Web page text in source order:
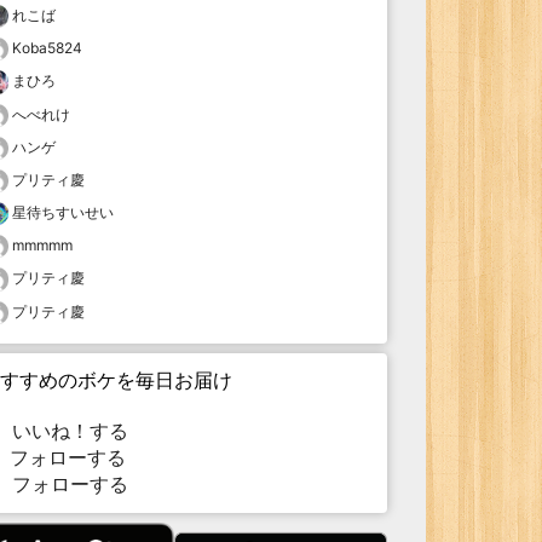
れこば
Koba5824
まひろ
へべれけ
ハンゲ
プリティ慶
星待ちすいせい
mmmmm
プリティ慶
プリティ慶
すめのボケを毎日お届け
いいね！する
ォローする
フォローする